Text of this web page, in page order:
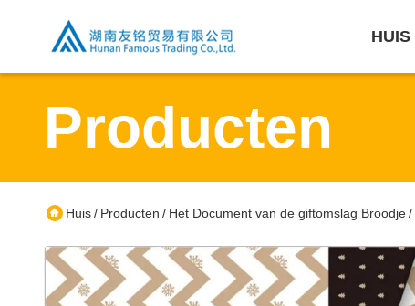
HUIS
Producten
Huis/ Producten / Het Document van de giftomslag Broodje/